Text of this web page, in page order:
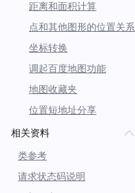
距离和面积计算
点和其他图形的位置关系
坐标转换
调起百度地图功能
地图收藏夹
位置短地址分享
相关资料
类参考
请求状态码说明